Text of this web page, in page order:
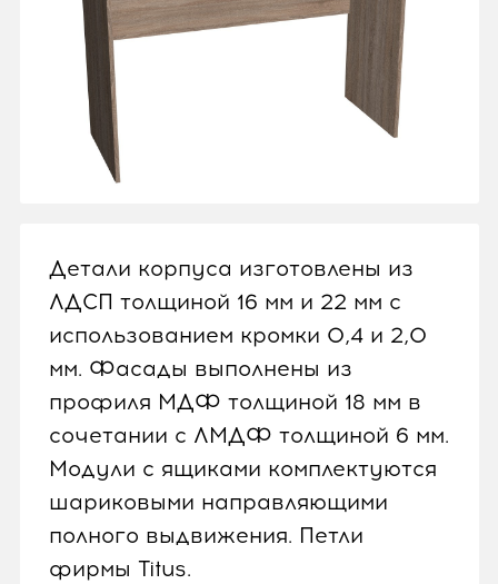
Детали корпуса изготовлены из
ЛДСП толщиной 16 мм и 22 мм с
использованием кромки 0,4 и 2,0
мм. Фасады выполнены из
профиля МДФ толщиной 18 мм в
сочетании с ЛМДФ толщиной 6 мм.
Модули с ящиками комплектуются
шариковыми направляющими
полного выдвижения. Петли
фирмы Titus.